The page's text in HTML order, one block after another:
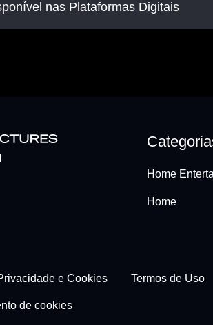
nas Plataformas Digitais
Home
Home
- Subfooter
e Cookies Termos de Uso
de cookies